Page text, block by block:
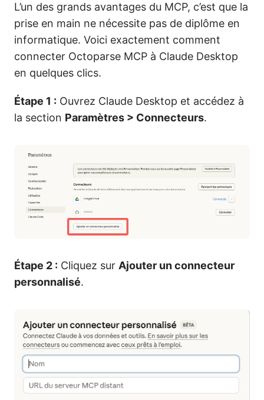
L’un des grands avantages du MCP, c’est que la
prise en main ne nécessite pas de diplôme en
informatique. Voici exactement comment
connecter Octoparse MCP à Claude Desktop
en quelques clics.
Étape 1 : Ouvrez Claude Desktop et accédez à
la section Paramètres > Connecteurs.
Étape 2 : Cliquez sur Ajouter un connecteur
personnalisé.